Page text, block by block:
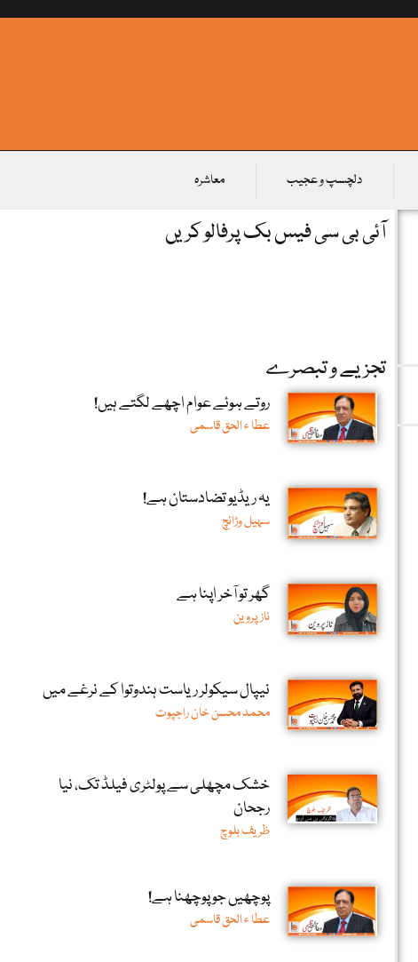
دلچسپ و عجیب معاشرہ
آئی بی سی فیس بک پرفالو کریں
تجزیے و تبصرے
روتے ہوئے عوام اچھے لگتے ہیں!
عطا ء الحق قاسمی
یہ ریڈیو تضادستان ہے!
سہیل وڑائچ
گھر تو آخر اپنا ہے
ناز پروین
نیپال سیکولر ریاست ہندوتوا کے نرغے میں
محمد محسن خان راجپوت
خشک مچھلی سے پولٹری فیلڈ تک، نیا
رجحان
ظریف بلوچ
پوچھیں جو پوچھنا ہے!
عطا ء الحق قاسمی